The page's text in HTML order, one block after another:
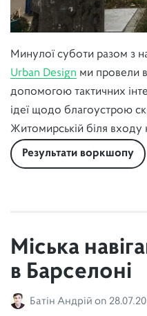
Минулої суботи разом з
Urban Design ми провели
допомогою тактичних
ідеї щодо благоустрою
Житомирській біля
Результати воркшопу
Міська
в Барселоні
Батін Андрій on